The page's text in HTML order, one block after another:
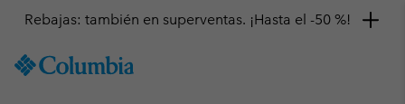
TO
Rebajas: también en superventas. ¡Hasta el -50 %!